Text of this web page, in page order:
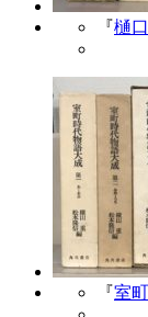
『樋
『室